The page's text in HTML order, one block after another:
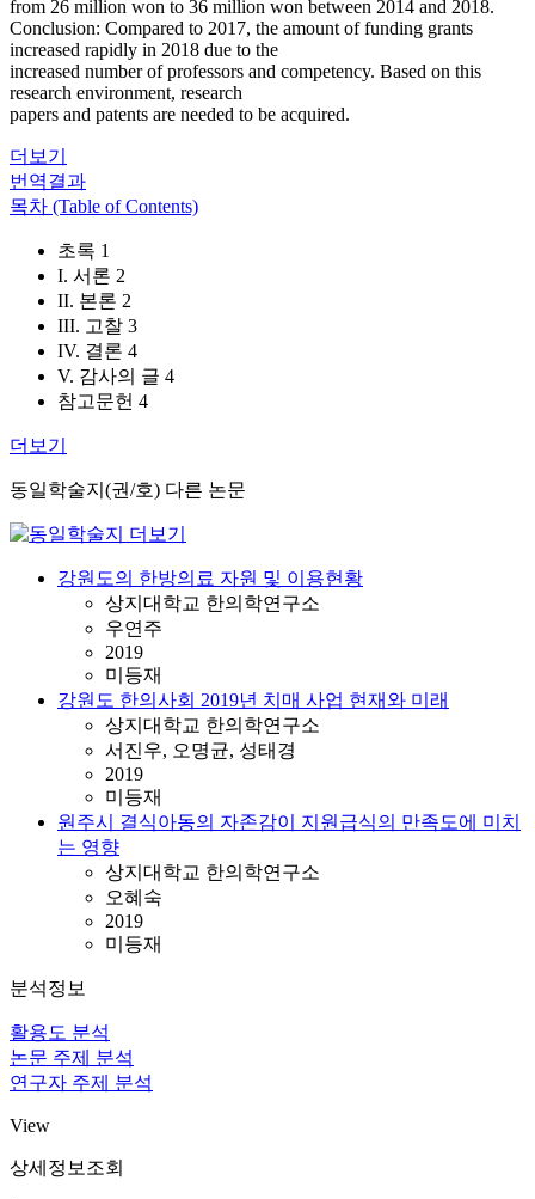
from 26 million won to 36 million won between 2014 and 2018.
Conclusion: Compared to 2017, the amount of funding grants
increased rapidly in 2018 due to the
increased number of professors and competency. Based on this
research environment, research
papers and patents are needed to be acquired.
더보기
번역결과
목차 (Table of Contents)
초록 1
I. 서론 2
II. 본론 2
III. 고찰 3
IV. 결론 4
V. 감사의 글 4
참고문헌 4
더보기
동일학술지(권/호) 다른 논문
강원도의 한방의료 자원 및 이용현황
상지대학교 한의학연구소
우연주
2019
미등재
강원도 한의사회 2019년 치매 사업 현재와 미래
상지대학교 한의학연구소
서진우, 오명균, 성태경
2019
미등재
원주시 결식아동의 자존감이 지원급식의 만족도에 미치
는 영향
상지대학교 한의학연구소
오혜숙
2019
미등재
분석정보
활용도 분석
논문 주제 분석
연구자 주제 분석
View
상세정보조회